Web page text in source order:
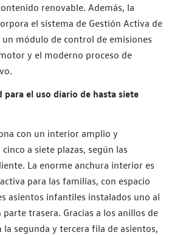
renovable. Además, la
el sistema de Gestión Activa de
un módulo de control de emisiones
y el moderno proceso de
para el uso diario de hasta siete
con un interior amplio y
a siete plazas, según las
La enorme anchura interior es
para las familias, con espacio
asientos infantiles instalados uno al
trasera. Gracias a los anillos de
la segunda y tercera fila de asientos,